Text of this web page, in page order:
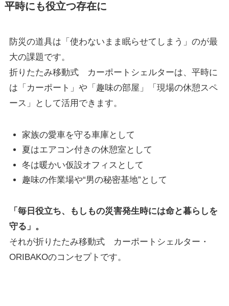
平時にも役立つ存在に
防災の道具は「使わないまま眠らせてしまう」のが最
大の課題です。
折りたたみ移動式 カーポートシェルターは、平時に
は「カーポート」や「趣味の部屋」「現場の休憩スペ
ース」として活用できます。
家族の愛車を守る車庫として
夏はエアコン付きの休憩室として
冬は暖かい仮設オフィスとして
趣味の作業場や“男の秘密基地”として
「毎日役立ち、もしもの災害発生時には命と暮らしを
守る」。
それが折りたたみ移動式 カーポートシェルター・
ORIBAKOのコンセプトです。